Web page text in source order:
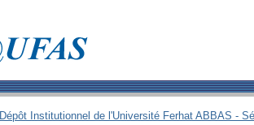
Dépôt Institutionnel de l'Université Ferhat ABBAS -